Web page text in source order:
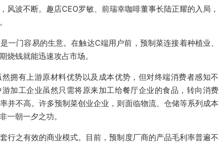
风波不断。趣店CEO罗敏、前瑞幸咖啡董事长陆正耀的入局，
一门容易的生意。在触达C端用户前，预制菜连接着种植业、
烧钱就能迅速攻占市场。
拥有上游原材料优势以及成本优势，但对终端消费者感知不
加工企业虽然只需将原来加工给餐厅企业的食品，转向消费
并不高。许多预制菜创业企业，则面临物流、仓储等系列成本
一朝一夕之功。
行之有效的商业模式。目前，预制度厂商的产品毛利率普遍不